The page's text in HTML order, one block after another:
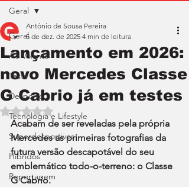
Geral
Ao Volante
Teste
Desporto
Tecnologia e Lifestyle
Superdesportivos
Híbridos
Reportagem
Geral
Lançamento em 2026:
novo Mercedes Classe
G Cabrio já em testes
António de Sousa Pereira
5 de dez. de 2025 4 min de leitura
Avaliado com NaN de 5 estrelas.
Acabam de ser reveladas pela própria
Mercedes as primeiras fotografias da
futura versão descapotável do seu
emblemático todo-o-terreno: o Classe
G Cabrio.